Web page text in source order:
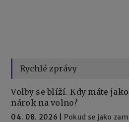
Rychlé zprávy
Volby se blíží. Kdy máte
nárok na volno?
04. 08. 2026
Pokud se jako